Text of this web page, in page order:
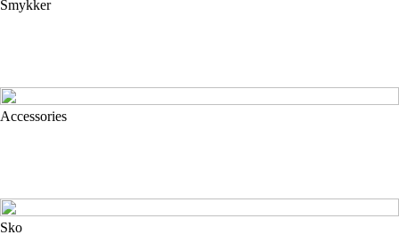
Smykker
Accessories
Sko